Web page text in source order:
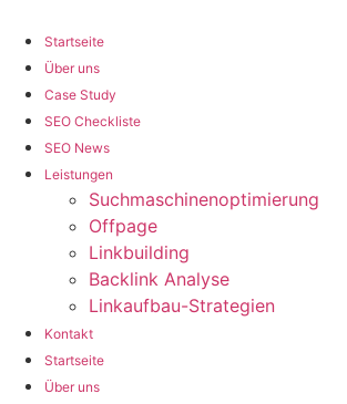
Inhalt
wechseln
Startseite
Über uns
Case Study
SEO Checkliste
SEO News
Leistungen
Suchmaschinenoptimierung
Offpage
Linkbuilding
Backlink Analyse
Linkaufbau-Strategien
Kontakt
Startseite
Über uns